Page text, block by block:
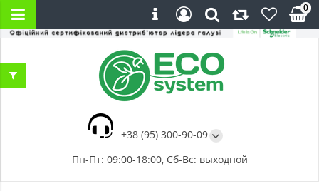
+38 (95) 300-90-09
Пн-Пт: 09:00-18:00, Сб-Вс: выходной
0